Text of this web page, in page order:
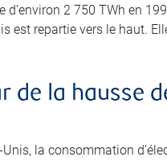
2 750 TWh en
est repartie vers le haut.
de la hausse
la consommation